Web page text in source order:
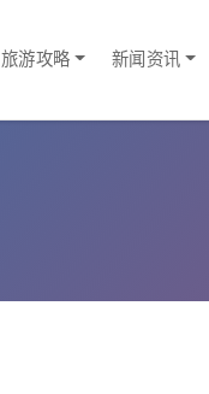
旅游攻略 新闻资讯